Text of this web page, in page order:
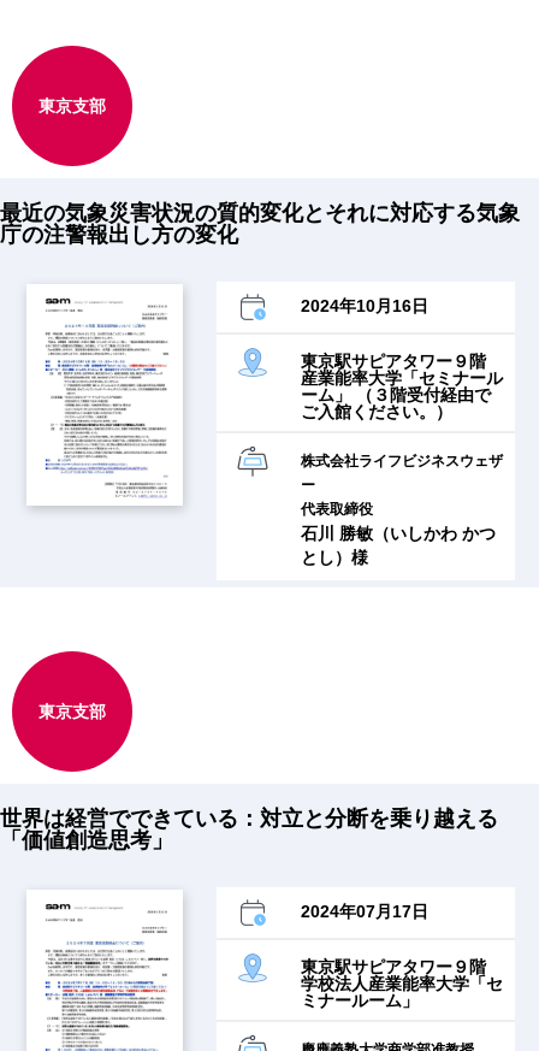
東京支部
最近の気象災害状況の質的変化とそれに対応する気象
庁の注警報出し方の変化
2024年10月16日
東京駅サピアタワー９階
産業能率大学「セミナール
ーム」 （３階受付経由で
ご入館ください。）
株式会社ライフビジネスウェザ
ー
代表取締役
石川 勝敏（いしかわ かつ
とし）様
東京支部
世界は経営でできている：対立と分断を乗り越える
「価値創造思考」
2024年07月17日
東京駅サピアタワー９階
学校法人産業能率大学「セ
ミナールーム」